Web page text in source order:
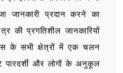
जानकारी प्रदान करने का
की प्रगतिशील जानकारियों
के सभी क्षेत्रों में एक चलन
और लोगों के अनुकूल